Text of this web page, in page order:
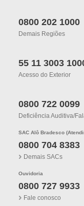
0800 202 1000
Demais Regiões
55 11 3003
Acesso do Exterior
0800 722 0099
Deficiência Auditiva/
SAC Alô Bradesco
0800 704 8383
Demais SACs
Ouvidoria
0800 727 9933
Fale conosco